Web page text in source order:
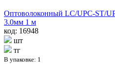
Оптоволоконный LC/UPC-ST/
3.0мм 1 м
код: 16948
шт
тг
В упаковке: 1